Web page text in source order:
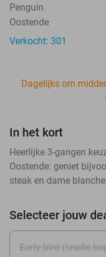
Penguin
Oostende
Verkocht: 301
Dagelijks om
In het kort
Heerlijke 3-gangen
Oostende: geniet
steak en dame blanche
Selecteer jouw
Early bird (snelle